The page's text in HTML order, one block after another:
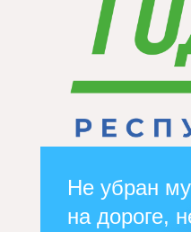
Не убран
на дороге,